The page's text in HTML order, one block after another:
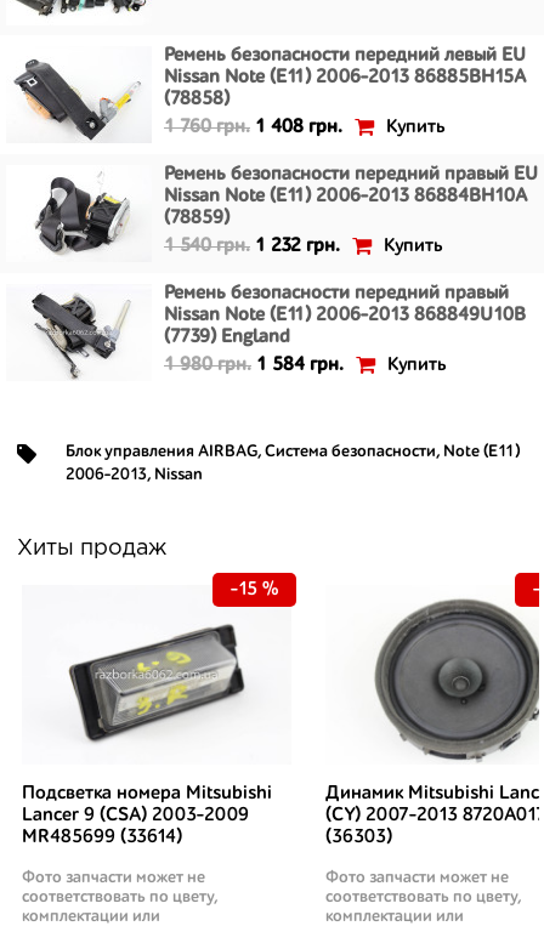
Ремень безопасности передний левый EU
Nissan Note (E11) 2006-2013 86885BH15A
(78858)
1 760 грн. 1 408 грн. Купить
Ремень безопасности передний правый EU
Nissan Note (E11) 2006-2013 86884BH10A
(78859)
1 540 грн. 1 232 грн. Купить
Ремень безопасности передний правый
Nissan Note (E11) 2006-2013 868849U10B
(7739) England
1 980 грн. 1 584 грн. Купить
Блок управления AIRBAG, Система безопасности, Note (E11)
2006-2013, Nissan
Хиты продаж
Подсветка номера Mitsubishi
Lancer 9 (CSA) 2003-2009
MR485699 (33614)
Фото запчасти может не
соответствовать по цвету,
комплектации или
-15 %
Динамик Mitsubishi
(CY) 2007-2013
(36303)
Фото запчасти может не
соответствовать по цвету,
комплектации или
-